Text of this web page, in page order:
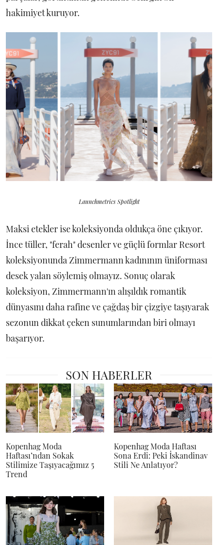
hakimiyet kuruyor.
Launchmetrics Spotlight
Maksi etekler ise koleksiyonda oldukça öne çıkıyor.
İnce tüller, "ferah" desenler ve güçlü formlar Resort
koleksiyonunda Zimmermann kadınının üniforması
desek yalan söylemiş olmayız. Sonuç olarak
koleksiyon, Zimmermann'ın alışıldık romantik
dünyasını daha rafine ve çağdaş bir çizgiye taşıyarak
sezonun dikkat çeken sunumlarından biri olmayı
başarıyor.
SON HABERLER
Kopenhag Moda
Haftası’ndan Sokak
Stilimize Taşıyacağımız 5
Trend
Kopenhag Moda Haftası
Sona Erdi: Peki İskandinav
Stili Ne Anlatıyor?